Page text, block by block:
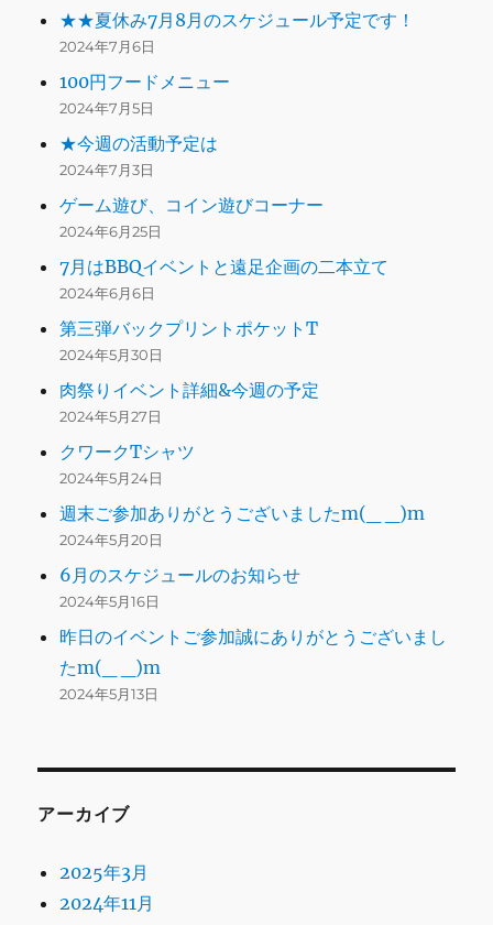
★★夏休み7月8月のスケジュール予定です！
2024年7月6日
100円フードメニュー
2024年7月5日
★今週の活動予定は
2024年7月3日
ゲーム遊び、コイン遊びコーナー
2024年6月25日
7月はBBQイベントと遠足企画の二本立て
2024年6月6日
第三弾バックプリントポケットT
2024年5月30日
肉祭りイベント詳細&今週の予定
2024年5月27日
クワークTシャツ
2024年5月24日
週末ご参加ありがとうございましたm(_ _)m
2024年5月20日
6月のスケジュールのお知らせ
2024年5月16日
昨日のイベントご参加誠にありがとうございまし
たm(_ _)m
2024年5月13日
アーカイブ
2025年3月
2024年11月